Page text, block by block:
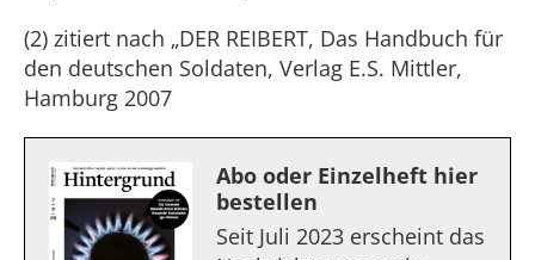
(2) zitiert nach „DER REIBERT, Das Handbuch für
den deutschen Soldaten, Verlag E.S. Mittler,
Hamburg 2007
Abo oder Einzelheft hier
bestellen
Seit Juli 2023 erscheint das